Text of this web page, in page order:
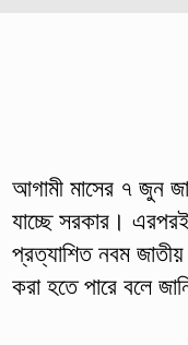
আগামী মাসের ৭ জুন
যাচ্ছে সরকার। এরপরই
প্রত্যাশিত নবম
করা হতে পারে বলে